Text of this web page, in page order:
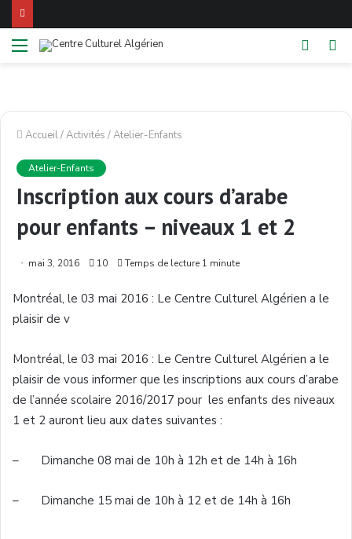
Menu
Switch
Accueil/Activités /Atelier-Enfants
Atelier-Enfants
Inscription aux cours d’arabe
pour enfants – niveaux 1 et 2
mai 3, 2016 10 Temps de lecture 1 minute
Montréal, le 03 mai 2016 : Le Centre Culturel Algérien a le
plaisir de v
Montréal, le 03 mai 2016 : Le Centre Culturel Algérien a le
plaisir de vous informer que les inscriptions aux cours d’arabe
de l’année scolaire 2016/2017 pour les enfants des niveaux
1 et 2 auront lieu aux dates suivantes :
– Dimanche 08 mai de 10h à 12h et de 14h à 16h
– Dimanche 15 mai de 10h à 12 et de 14h à 16h